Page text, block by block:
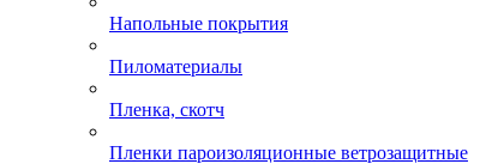
Напольные покрытия
Пиломатериалы
Пленка, скотч
Пленки пароизоляционные ветрозащитные